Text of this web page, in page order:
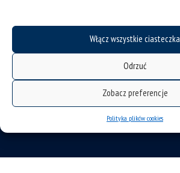
Włącz wszystkie ciasteczka
Odrzuć
Zobacz preferencje
Polityka plików cookies
ul. Bankowa 11
fax.: 32 359 21 28